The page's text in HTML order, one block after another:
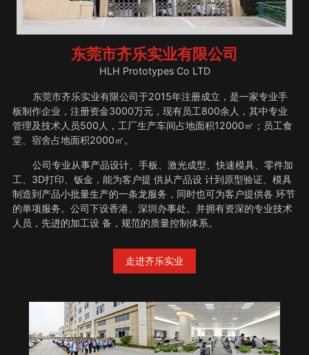
东莞市齐乐实业有限公司
HLH Prototypes Co LTD
东莞市齐乐实业有限公司于2015年注册成立，是一家专业手
板制作企业，注册资金3000万元，现有员工800余人，其中专业
管理及技术人员500人，工厂生产车间占地面积12000㎡；员工食
堂、宿舍占地面积2000㎡。
公司专业从事产品设计、手板、激光成型、快速模具、零件加
工、3D打印、钣金，能为客户提 供从产品设 计到原型验证、模具
制造到产品小批量生产的一条龙服务，同时也可为客户提供各 环节
的单项服务。公司下设香港、深圳办事处。并拥有资深的专业技术
人员，先进的加工设 备，规范的质量控制体系。
走进齐乐实业